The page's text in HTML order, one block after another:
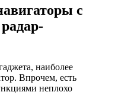
с
наиболее
Впрочем, есть
неплохо